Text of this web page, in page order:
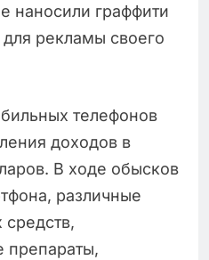
наносили граффити
рекламы своего
телефонов
доходов в
В ходе обысков
различные
средств,
препараты,